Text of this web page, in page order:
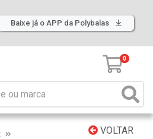
Baixe já o APP da Polybalas
0
VOLTAR